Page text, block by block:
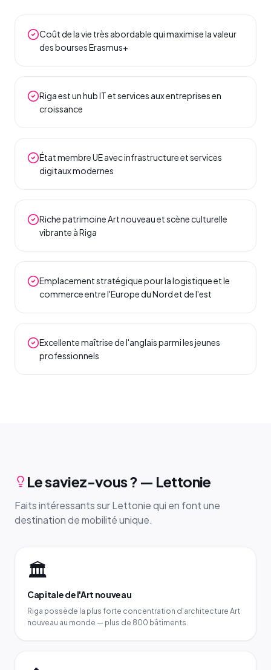
Coût de la vie très abordable qui maximise la valeur
des bourses Erasmus+
Riga est un hub IT et services aux entreprises en
croissance
État membre UE avec infrastructure et services
digitaux modernes
Riche patrimoine Art nouveau et scène culturelle
vibrante à Riga
Emplacement stratégique pour la logistique et le
commerce entre l'Europe du Nord et de l'est
Excellente maîtrise de l'anglais parmi les jeunes
professionnels
Le saviez-vous ? — Lettonie
Faits intéressants sur Lettonie qui en font une
destination de mobilité unique.
🏛️
Capitale de l'Art nouveau
Riga possède la plus forte concentration d'architecture Art
nouveau au monde — plus de 800 bâtiments.